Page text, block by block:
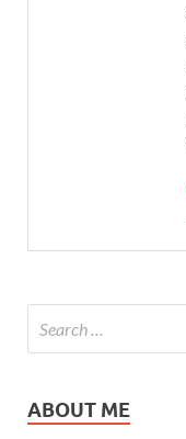
ABOUT ME